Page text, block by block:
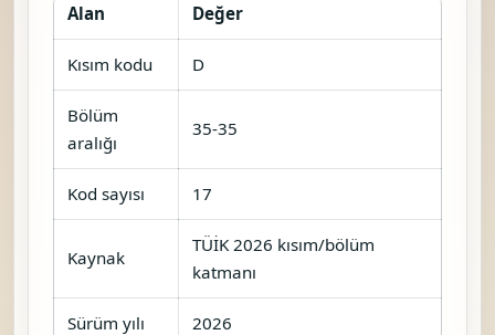
Alan Değer
Kısım kodu D
Bölüm
aralığı
35-35
Kod sayısı 17
Kaynak
TÜİK 2026 kısım/bölüm
katmanı
Sürüm yılı 2026